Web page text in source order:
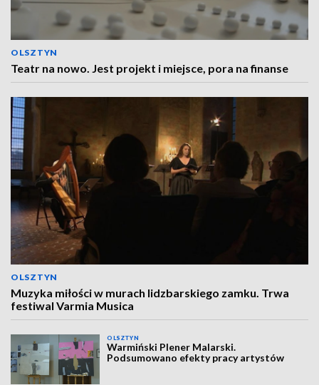
OLSZTYN
Teatr na nowo. Jest projekt i miejsce, pora na finanse
OLSZTYN
Muzyka miłości w murach lidzbarskiego zamku. Trwa
festiwal Varmia Musica
OLSZTYN
Warmiński Plener Malarski.
Podsumowano efekty pracy artystów